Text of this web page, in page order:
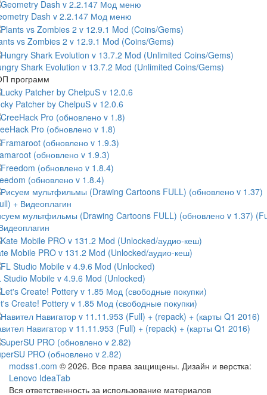
Dash v 2.2.147 Мод меню
vs Zombies 2 v 12.9.1 Mod (Coins/Gems)
Shark Evolution v 13.7.2 Mod (Unlimited Coins/Gems)
программ
Patcher by ChelpuS v 12.0.6
Pro (обновлено v 1.8)
(обновлено v 1.9.3)
(обновлено v 1.8.4)
мультфильмы (Drawing Cartoons FULL) (обновлено v 1.37)
Mobile PRO v 131.2 Mod (Unlocked/аудио-кеш)
Studio Mobile v 4.9.6 Mod (Unlocked)
Create! Pottery v 1.85 Мод (свободные покупки)
Навигатор v 11.11.953 (Full) + (repack) + (карты Q1 2016)
PRO (обновлено v 2.82)
modss1.com © 2026. Все права защищены. Дизайн и верстка:
Lenovo IdeaTab
Вся ответственность за использование материалов